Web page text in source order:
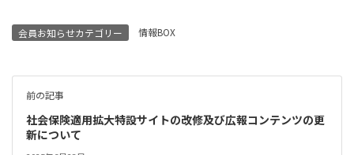
会員お知らせカテゴリー 情報BOX
前の記事
社会保険適用拡大特設サイトの改修及び広報コンテンツの更
新について